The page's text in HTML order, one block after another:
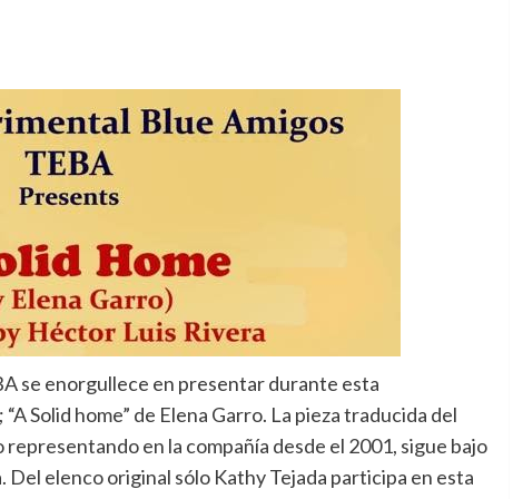
se enorgullece en presentar durante esta
Solid home” de Elena Garro. La pieza traducida del
en la compañía desde el 2001, sigue bajo
elenco original sólo Kathy Tejada participa en esta